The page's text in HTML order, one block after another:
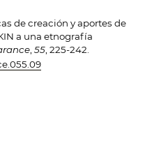
de creación y aportes de
a una etnografía
, 55, 225-242.